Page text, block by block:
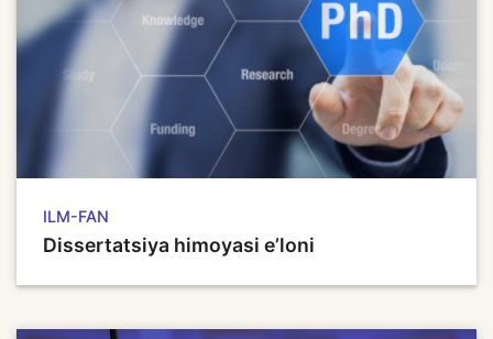
ILM-FAN
Dissertatsiya himoyasi e’loni